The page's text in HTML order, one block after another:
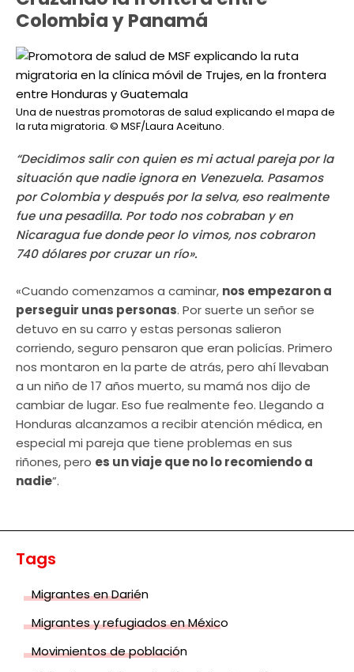
Colombia y Panamá
Una de nuestras promotoras de salud explicando el mapa de
la ruta migratoria. © MSF/Laura Aceituno.
“Decidimos salir con quien es mi actual pareja por la
situación que nadie ignora en Venezuela. Pasamos
por Colombia y después por la selva, eso realmente
fue una pesadilla. Por todo nos cobraban y en
Nicaragua fue donde peor lo vimos, nos cobraron
740 dólares por cruzar un río».
«Cuando comenzamos a caminar, nos empezaron a
perseguir unas personas. Por suerte un señor se
detuvo en su carro y estas personas salieron
corriendo, seguro pensaron que eran policías. Primero
nos montaron en la parte de atrás, pero ahí llevaban
a un niño de 17 años muerto, su mamá nos dijo de
cambiar de lugar. Eso fue realmente feo. Llegando a
Honduras alcanzamos a recibir atención médica, en
especial mi pareja que tiene problemas en sus
riñones, pero es un viaje que no lo recomiendo a
nadie”.
Tags
Migrantes en Darién
Migrantes y refugiados en México
Movimientos de población